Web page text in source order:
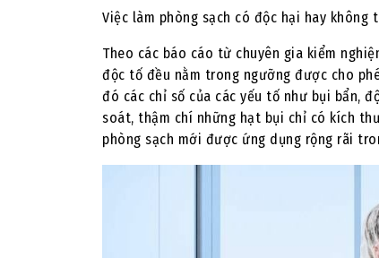
Việc làm phòng sạch có độc hại hay
Theo các báo cáo từ chuyên gia kiểm
độc tố đều nằm trong ngưỡng được cho
đó các chỉ số của các yếu tố như bụi bẩn,
soát, thậm chí những hạt bụi chỉ có kích
phòng sạch mới được ứng dụng rộng rãi